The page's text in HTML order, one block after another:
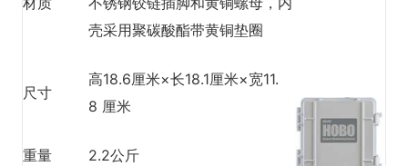
壳采用聚碳酸酯带黄铜垫圈
尺寸
高18.6厘米×长18.1厘米×宽11.
8 厘米
重量 2.2公斤